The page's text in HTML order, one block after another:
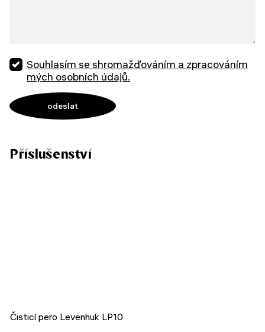
Souhlasím se shromažďováním a zpracováním
mých osobních údajů.
Příslušenství
Čisticí pero Levenhuk LP10